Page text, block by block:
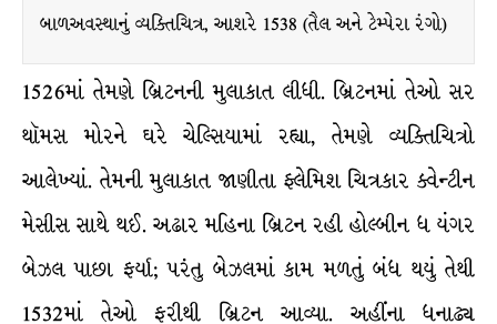
બાળઅવસ્થાનું વ્યક્તિચિત્ર, આશરે 1538 (તૈલ અને ટેમ્પેરા રંગો)
1526માં તેમણે બ્રિટનની મુલાકાત લીધી. બ્રિટનમાં તેઓ સર
થૉમસ મોરને ઘરે ચેલ્સિયામાં રહ્યા, તેમણે વ્યક્તિચિત્રો
આલેખ્યાં. તેમની મુલાકાત જાણીતા ફ્લેમિશ ચિત્રકાર ક્વેન્ટીન
મેસીસ સાથે થઈ. અઢાર મહિના બ્રિટન રહી હોલ્બીન ધ યંગર
બેઝલ પાછા ફર્યા; પરંતુ બેઝલમાં કામ મળતું બંધ થયું તેથી
1532માં તેઓ ફરીથી બ્રિટન આવ્યા. અહીંના ધનાઢ્ય